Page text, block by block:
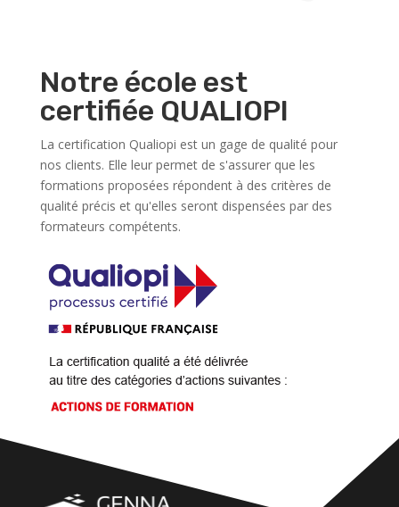
Notre école est
certifiée QUALIOPI
La certification Qualiopi est un gage de qualité pour
nos clients. Elle leur permet de s'assurer que les
formations proposées répondent à des critères de
qualité précis et qu'elles seront dispensées par des
formateurs compétents.